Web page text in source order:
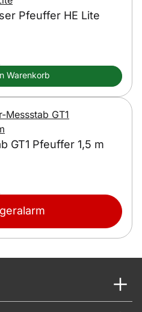
Pfeuffer HE Lite
Warenkorb
GT1 Pfeuffer 1,5 m